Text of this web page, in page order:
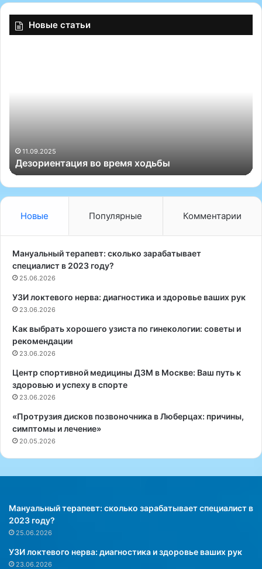
гинекологии: советы и рекомендации
Новые статьи
во время ходьбы
о
в
я
и
я
т
в
ф
к
н
ь
Новые Популярные Комментарии
Мануальный терапевт: сколько зарабатывает
специалист в 2023 году?
25.06.2026
УЗИ локтевого нерва: диагностика и здоровье ваших рук
23.06.2026
Как выбрать хорошего узиста по гинекологии: советы и
рекомендации
23.06.2026
Центр спортивной медицины ДЗМ в Москве: Ваш путь к
здоровью и успеху в спорте
23.06.2026
«Протрузия дисков позвоночника в Люберцах: причины,
симптомы и лечение»
20.05.2026
Мануальный терапевт: сколько зарабатывает специалист в
2023 году?
25.06.2026
УЗИ локтевого нерва: диагностика и здоровье ваших рук
23.06.2026